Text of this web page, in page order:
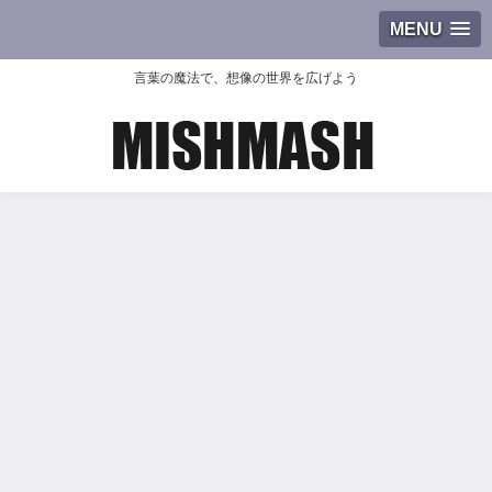
MENU
言葉の魔法で、想像の世界を広げよう